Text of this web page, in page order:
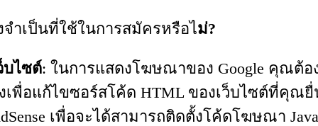
ำเป็นที่ใช้ในการสมัครหรือไม่?
บไซต์: ในการแสดงโฆษณาของ Google คุณต้อ
เพื่อแก้ไขซอร์สโค้ด HTML ของเว็บไซต์ที่คุณ
เพื่อจะได้สามารถติดตั้งโค้ดโฆษณา